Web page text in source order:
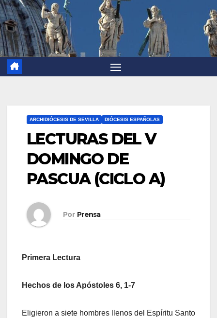
ARCHIDIÓCESIS DE SEVILLA DIÓCESIS ESPAÑOLAS
LECTURAS DEL V
DOMINGO DE
PASCUA (CICLO A)
Por Prensa
Primera Lectura
Hechos de los Apóstoles 6, 1-7
Eligieron a siete hombres llenos del Espíritu Santo